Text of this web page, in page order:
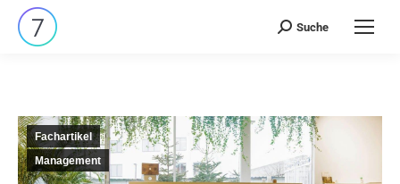
Search:
Suche
Fachartikel
Management